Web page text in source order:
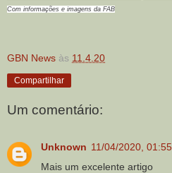
Com informações e imagens da FAB
GBN News às 11.4.20
Compartilhar
Um comentário:
Unknown 11/04/2020, 01:55
Mais um excelente artigo